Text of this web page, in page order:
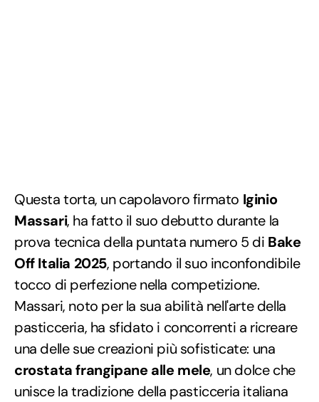
Questa torta, un capolavoro firmato Iginio
Massari, ha fatto il suo debutto durante la
prova tecnica della puntata numero 5 di Bake
Off Italia 2025, portando il suo inconfondibile
tocco di perfezione nella competizione.
Massari, noto per la sua abilità nell'arte della
pasticceria, ha sfidato i concorrenti a ricreare
una delle sue creazioni più sofisticate: una
crostata frangipane alle mele, un dolce che
unisce la tradizione della pasticceria italiana